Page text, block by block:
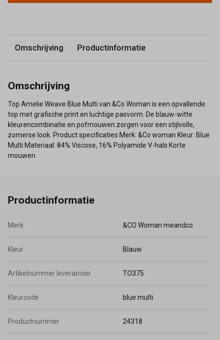
Omschrijving Productinformatie
Omschrijving
Top Amelie Weave Blue Multi van &Co Woman is een opvallende
top met grafische print en luchtige pasvorm. De blauw-witte
kleurencombinatie en pofmouwen zorgen voor een stijlvolle,
zomerse look. Product specificaties Merk: &Co woman Kleur: Blue
Multi Materiaal: 84% Viscose, 16% Polyamide V-hals Korte
mouwen
Productinformatie
Merk &CO Woman meandco
Kleur Blauw
Artikelnummer leverancier TO375
Kleurcode blue multi
Productnummer 24318